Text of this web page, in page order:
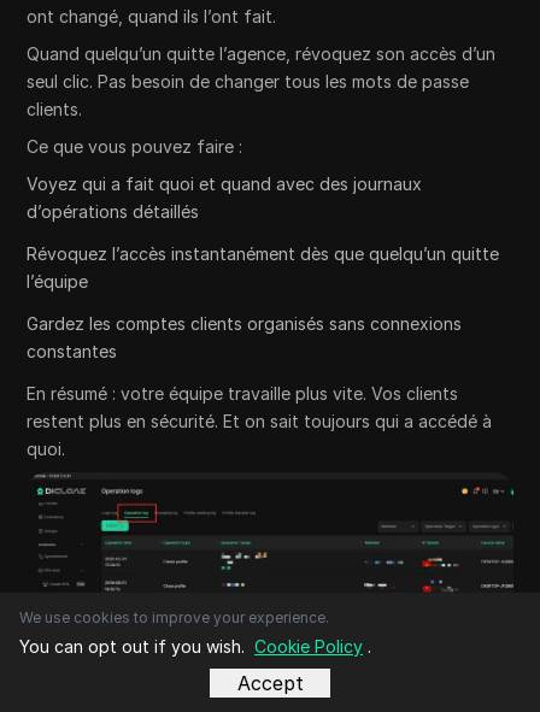
ont changé, quand ils l’ont fait.
Quand quelqu’un quitte l’agence, révoquez son accès d’un
seul clic. Pas besoin de changer tous les mots de passe
clients.
Ce que vous pouvez faire :
Voyez qui a fait quoi et quand avec des journaux
d’opérations détaillés
Révoquez l’accès instantanément dès que quelqu’un quitte
l’équipe
Gardez les comptes clients organisés sans connexions
constantes
En résumé : votre équipe travaille plus vite. Vos clients
restent plus en sécurité. Et on sait toujours qui a accédé à
quoi.
We use cookies to improve your experience.
You can opt out if you wish. Cookie Policy .
Accept